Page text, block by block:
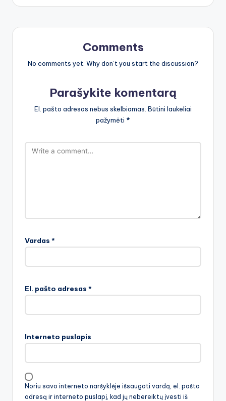
Comments
No comments yet. Why don’t you start the discussion?
Parašykite komentarą
El. pašto adresas nebus skelbiamas. Būtini laukeliai
pažymėti *
Vardas *
El. pašto adresas *
Interneto puslapis
Noriu savo interneto naršyklėje išsaugoti vardą, el. pašto
adresą ir interneto puslapį, kad jų nebereiktų įvesti iš